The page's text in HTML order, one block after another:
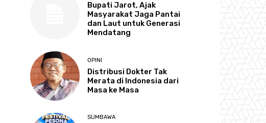
Bupati Jarot, Ajak
Masyarakat Jaga Pantai
dan Laut untuk Generasi
Mendatang
OPINI
Distribusi Dokter Tak
Merata di Indonesia dari
Masa ke Masa
SUMBAWA